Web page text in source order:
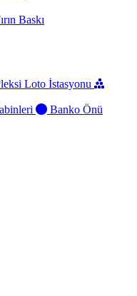
Baskı
Loto İstasyonu
Banko Önü